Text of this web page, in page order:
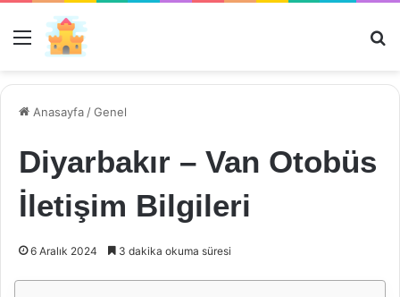
Menü
Anasayfa /Genel
Diyarbakır – Van Otobüs
İletişim Bilgileri
6 Aralık 2024 3 dakika okuma süresi